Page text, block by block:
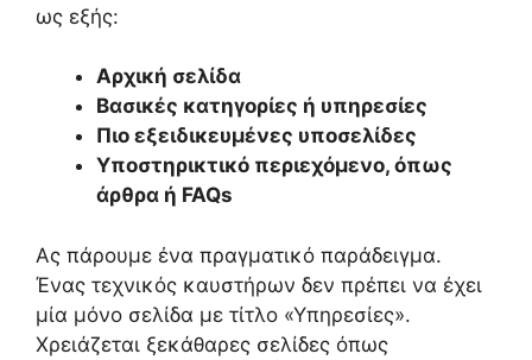
ως εξής:
Αρχική σελίδα
Βασικές κατηγορίες ή υπηρεσίες
Πιο εξειδικευμένες υποσελίδες
Υποστηρικτικό περιεχόμενο, όπως
άρθρα ή FAQs
Ας πάρουμε ένα πραγματικό παράδειγμα.
Ένας τεχνικός καυστήρων δεν πρέπει να έχει
μία μόνο σελίδα με τίτλο «Υπηρεσίες».
Χρειάζεται ξεκάθαρες σελίδες όπως